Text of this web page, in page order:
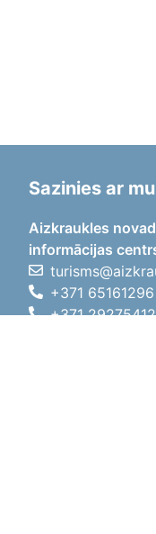
Sazinies ar
Aizkraukles
informācijas
+371 65161296
+371 29275412